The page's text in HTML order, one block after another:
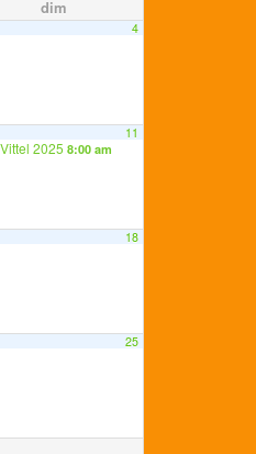
dim
4
11
2025 8:00 am
18
25